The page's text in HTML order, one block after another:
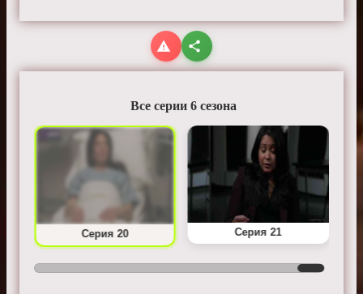
Все серии 6 сезона
Серия 20 Серия 21